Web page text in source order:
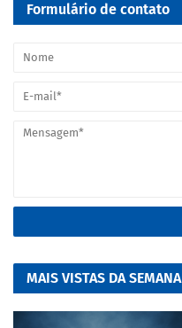
Formulário de contato
MAIS VISTAS DA SEMANA